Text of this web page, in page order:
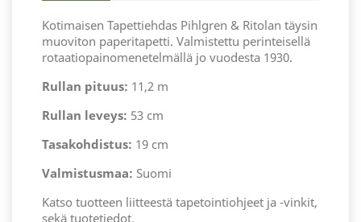
Kotimaisen Tapettiehdas Pihlgren & Ritolan täysin
muoviton paperitapetti. Valmistettu perinteisellä
rotaatiopainomenetelmällä jo vuodesta 1930.
Rullan pituus: 11,2 m
Rullan leveys: 53 cm
Tasakohdistus: 19 cm
Valmistusmaa: Suomi
Katso tuotteen liitteestä tapetointiohjeet ja -vinkit,
sekä tuotetiedot.